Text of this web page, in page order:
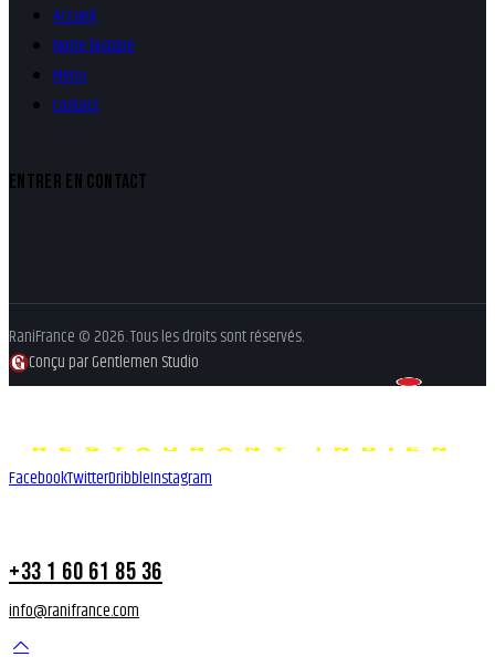
Accueil
Notre histoire
Menu
Contact
ENTRER EN CONTACT
RaniFrance © 2026. Tous les droits sont réservés.
Conçu par Gentlemen Studio
FacebookTwitterDribbleInstagram
+33 1 60 61 85 36
info@ranifrance.com